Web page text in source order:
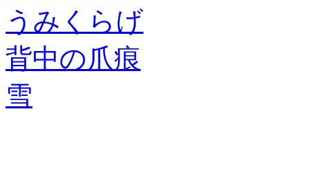
うみくらげ
背中の爪痕
雪